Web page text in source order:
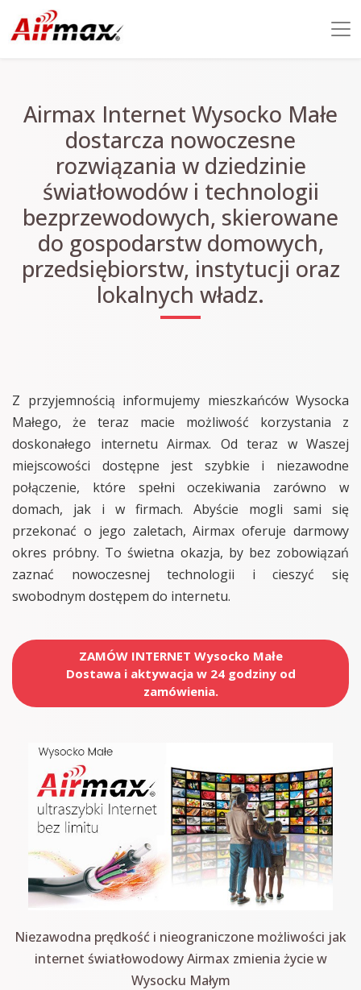
Airmax Internet Wysocko Małe
dostarcza nowoczesne
rozwiązania w dziedzinie
światłowodów i technologii
bezprzewodowych, skierowane
do gospodarstw domowych,
przedsiębiorstw, instytucji oraz
lokalnych władz.
Z przyjemnością informujemy mieszkańców Wysocka
Małego, że teraz macie możliwość korzystania z
doskonałego internetu Airmax. Od teraz w Waszej
miejscowości dostępne jest szybkie i niezawodne
połączenie, które spełni oczekiwania zarówno w
domach, jak i w firmach. Abyście mogli sami się
przekonać o jego zaletach, Airmax oferuje darmowy
okres próbny. To świetna okazja, by bez zobowiązań
zaznać nowoczesnej technologii i cieszyć się
swobodnym dostępem do internetu.
ZAMÓW INTERNET Wysocko Małe
Dostawa i aktywacja w 24 godziny od
zamówienia.
Niezawodna prędkość i nieograniczone możliwości jak
internet światłowodowy Airmax zmienia życie w
Wysocku Małym